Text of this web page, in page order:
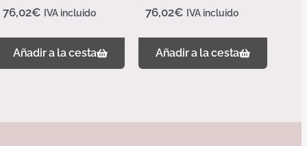
76,02€ IVA incluido
Añadir a la cesta
76,02€ IVA incluido
Añadir a la cesta